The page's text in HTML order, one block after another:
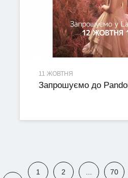
11 ЖОВТНЯ
Запрошуємо до
1 2 70